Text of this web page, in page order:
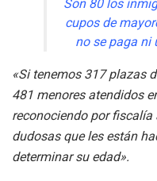
Son 80 los
cupos de
no se paga ni
«Si tenemos 317 plazas
481 menores atendidos
reconociendo por
dudosas que les están
determinar su edad».